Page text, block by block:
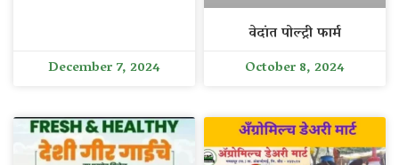
December 7, 2024
वेदांत पोल्ट्री फार्म
October 8, 2024